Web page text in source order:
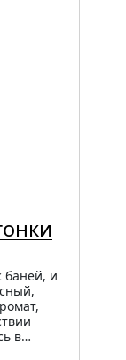
баней, и
в…